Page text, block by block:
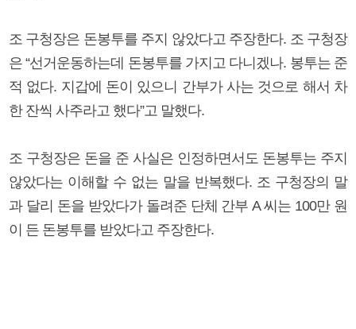
조 구청장은 돈봉투를 주지 않았다고 주장한다. 조 구청장
은 “선거운동하는데 돈봉투를 가지고 다니겠나. 봉투는 준
적 없다. 지갑에 돈이 있으니 간부가 사는 것으로 해서 차
한 잔씩 사주라고 했다”고 말했다.
조 구청장은 돈을 준 사실은 인정하면서도 돈봉투는 주지
않았다는 이해할 수 없는 말을 반복했다. 조 구청장의 말
과 달리 돈을 받았다가 돌려준 단체 간부 A 씨는 100만 원
이 든 돈봉투를 받았다고 주장한다.